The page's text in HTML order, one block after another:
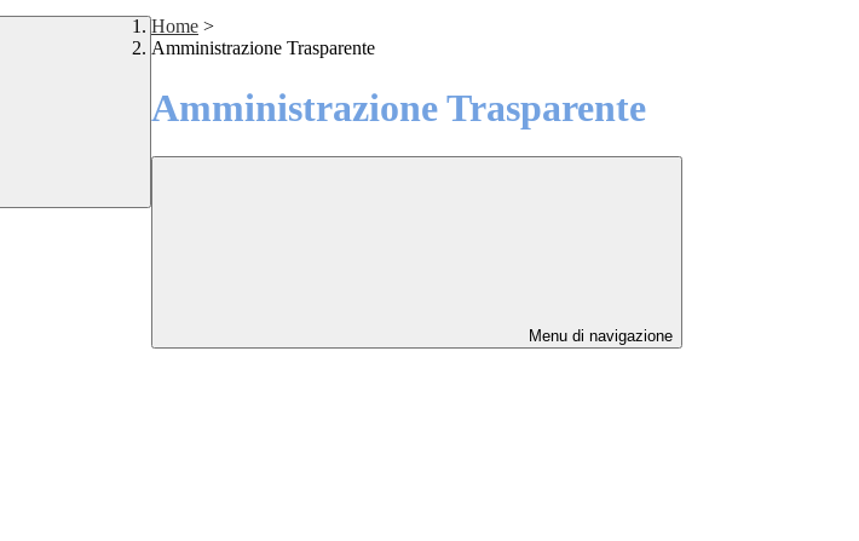
Home >
Amministrazione Trasparente
Amministrazione Trasparente
Menu di navigazione